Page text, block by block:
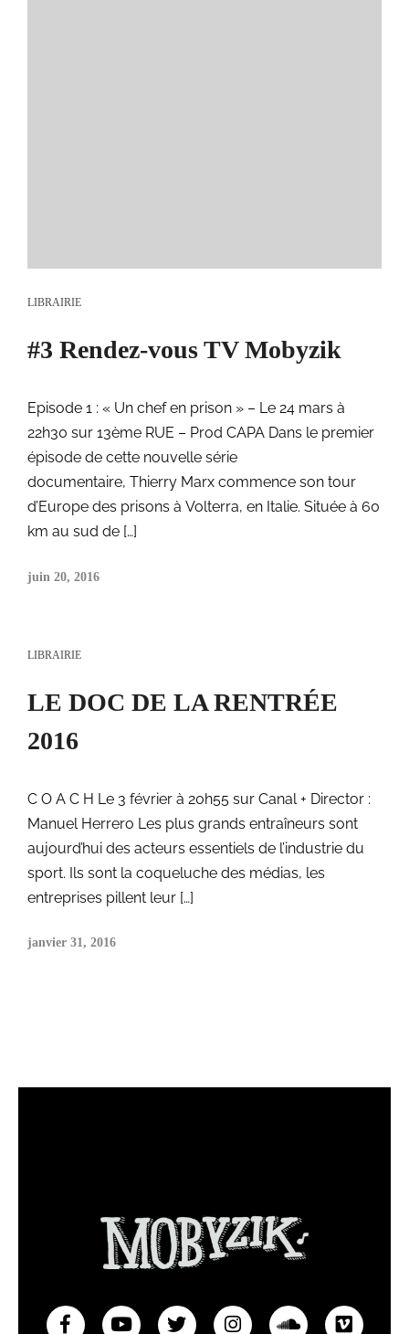
LIBRAIRIE
#3 Rendez-vous TV Mobyzik
Episode 1 : « Un chef en prison » – Le 24 mars à
22h30 sur 13ème RUE – Prod CAPA Dans le premier
épisode de cette nouvelle série
documentaire, Thierry Marx commence son tour
d’Europe des prisons à Volterra, en Italie. Située à 60
km au sud de […]
juin 20, 2016
LIBRAIRIE
LE DOC DE LA RENTRÉE
2016
C O A C H Le 3 février à 20h55 sur Canal + Director :
Manuel Herrero Les plus grands entraîneurs sont
aujourd’hui des acteurs essentiels de l’industrie du
sport. Ils sont la coqueluche des médias, les
entreprises pillent leur […]
janvier 31, 2016